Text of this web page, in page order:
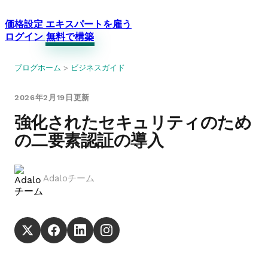
価格設定 エキスパートを雇う
ログイン 無料で構築
ブログホーム > ビジネスガイド
2026年2月19日更新
強化されたセキュリティのため
の二要素認証の導入
Adaloチーム